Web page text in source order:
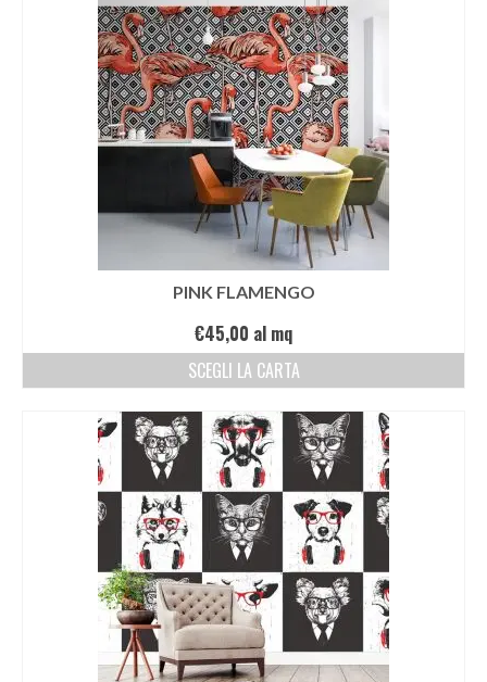
PINK FLAMENGO
€45,00 al mq
SCEGLI LA CARTA